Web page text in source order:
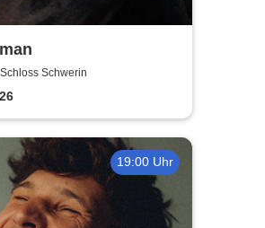
Schwerin
19:00 Uhr